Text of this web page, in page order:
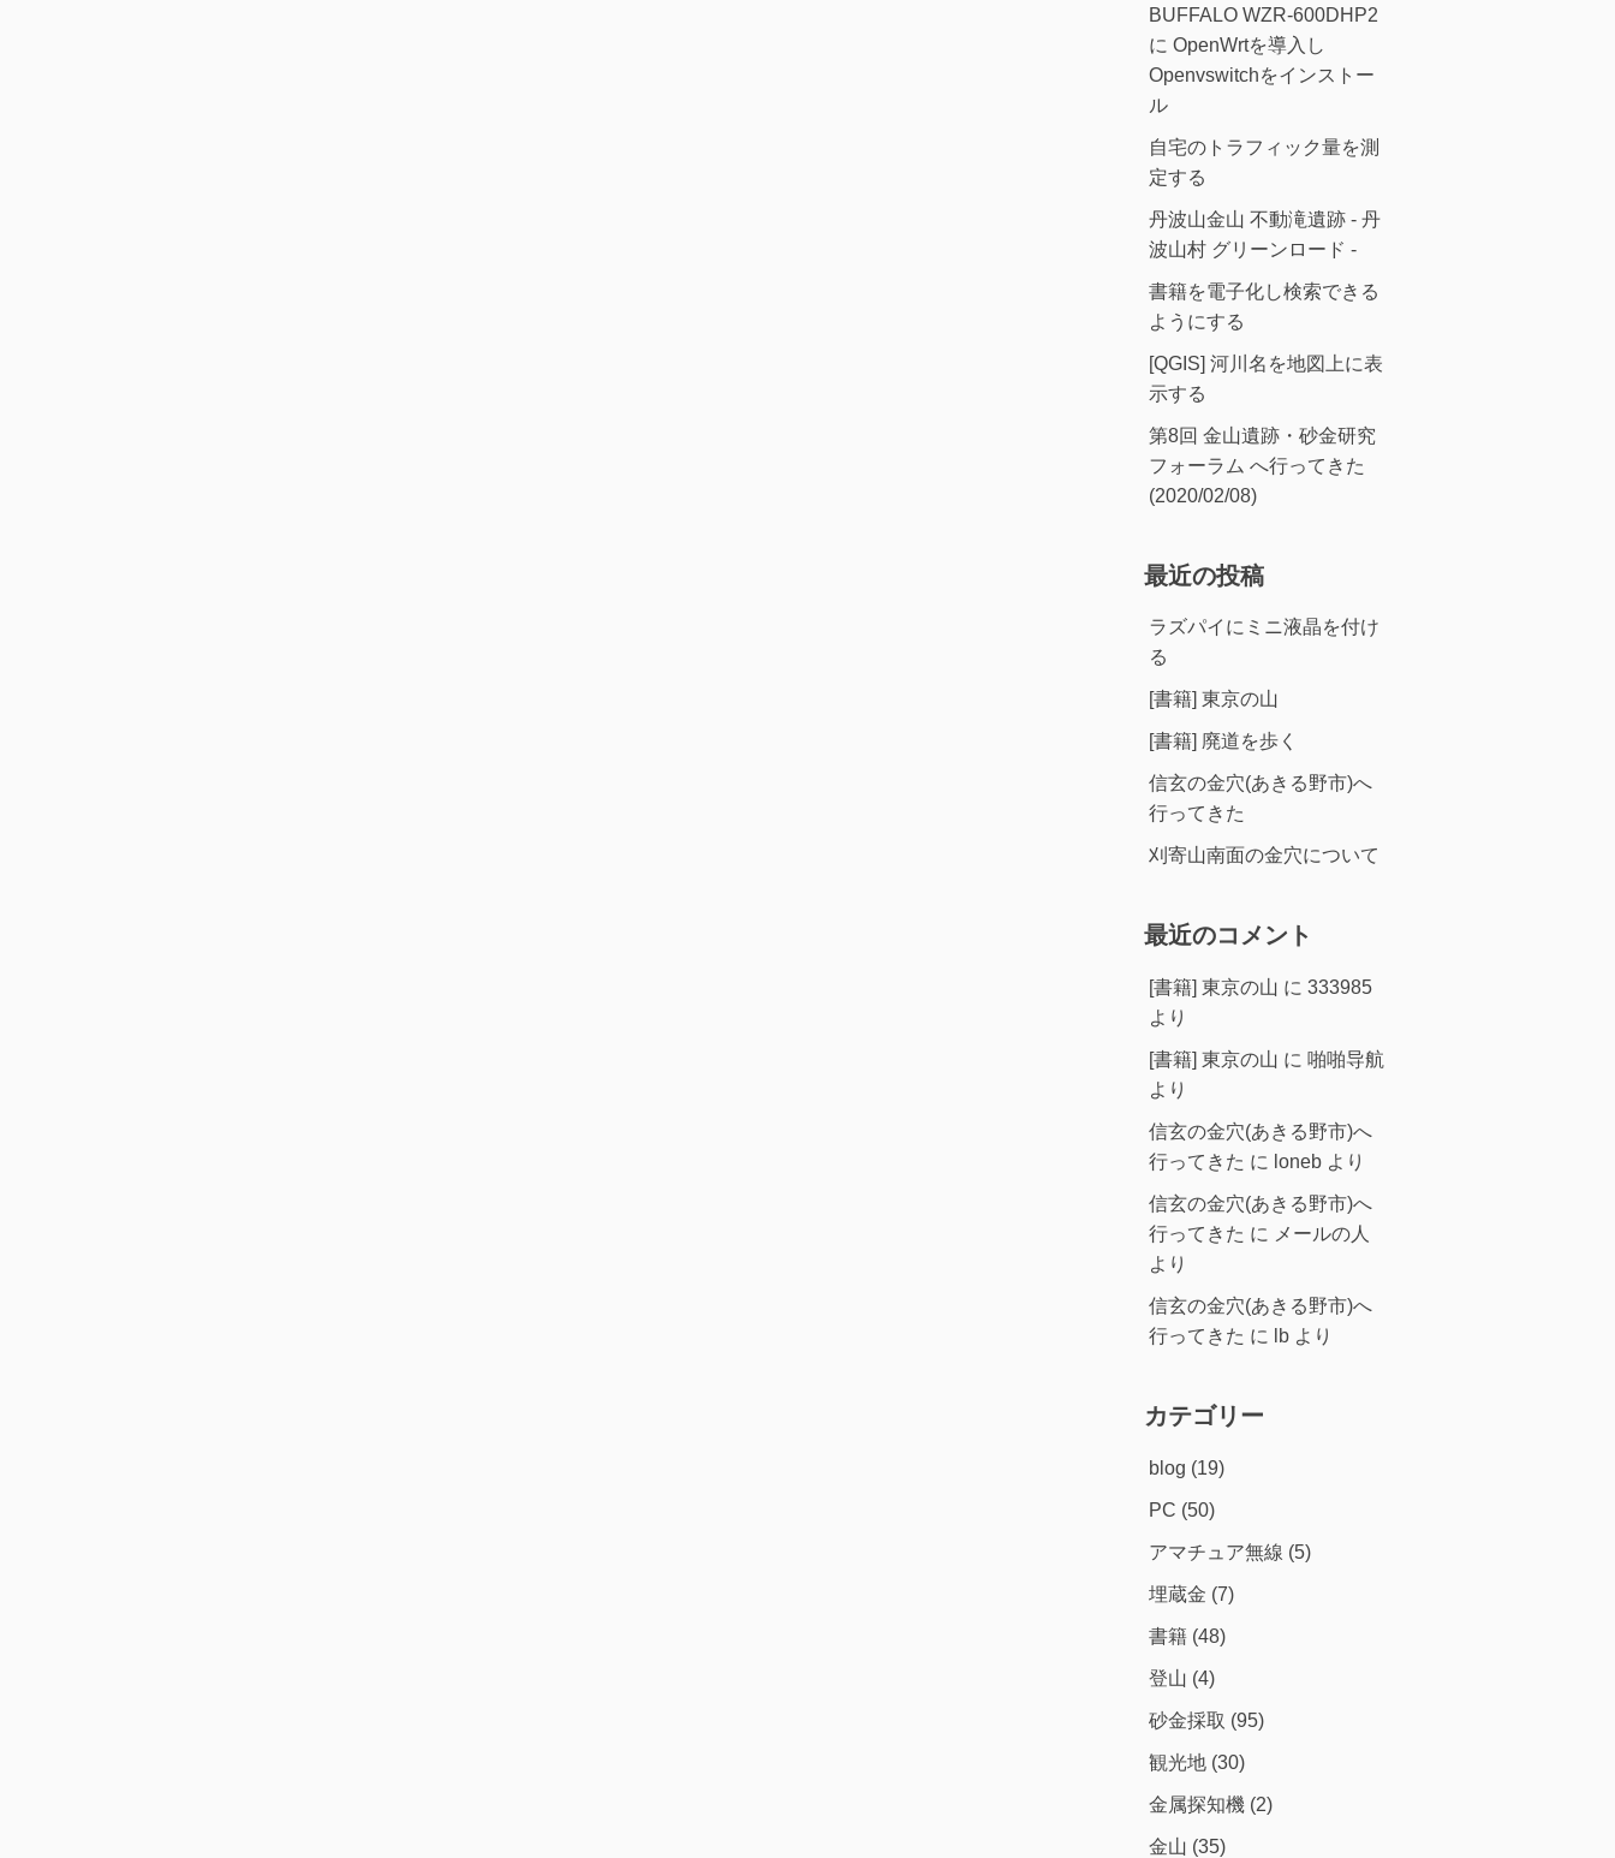
BUFFALO WZR-600DHP2
に OpenWrtを導入し
Openvswitchをインストー
ル
自宅のトラフィック量を測
定する
丹波山金山 不動滝遺跡 - 丹
波山村 グリーンロード -
書籍を電子化し検索できる
ようにする
[QGIS] 河川名を地図上に表
示する
第8回 金山遺跡・砂金研究
フォーラム へ行ってきた
(2020/02/08)
最近の投稿
ラズパイにミニ液晶を付け
る
[書籍] 東京の山
[書籍] 廃道を歩く
信玄の金穴(あきる野市)へ
行ってきた
刈寄山南面の金穴について
最近のコメント
[書籍] 東京の山 に 333985
より
[書籍] 東京の山 に 啪啪导航
より
信玄の金穴(あきる野市)へ
行ってきた に loneb より
信玄の金穴(あきる野市)へ
行ってきた に メールの人
より
信玄の金穴(あきる野市)へ
行ってきた に lb より
カテゴリー
blog (19)
PC (50)
アマチュア無線 (5)
埋蔵金 (7)
書籍 (48)
登山 (4)
砂金採取 (95)
観光地 (30)
金属探知機 (2)
金山 (35)